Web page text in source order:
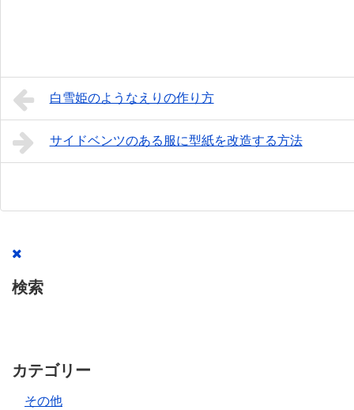
白雪姫のようなえりの作り方
サイドベンツのある服に型紙を改造する方法
検索
カテゴリー
その他